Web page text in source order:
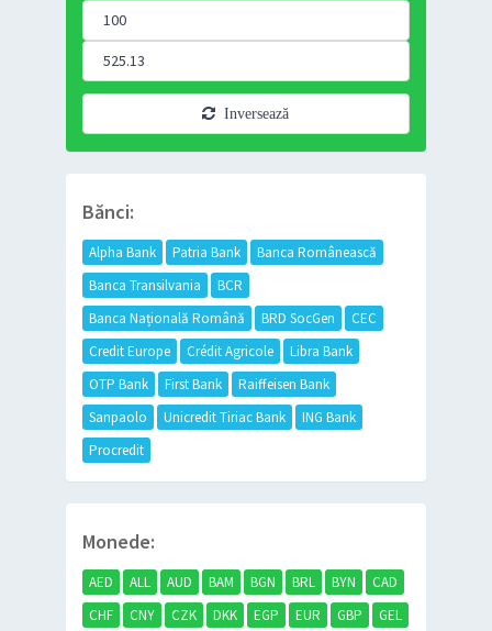
Inversează
Bănci:
Alpha Bank Patria Bank
Banca Românească
Banca Transilvania
BCR
Banca Națională Română
BRD SocGen
CEC
Credit Europe
Crédit Agricole
Libra Bank
OTP Bank
First Bank
Raiffeisen Bank
Sanpaolo
Unicredit Tiriac Bank
ING Bank
Procredit
Monede:
AED ALL AUD BAM BGN BRL BYN
CAD
CHF
CNY CZK DKK EGP EUR GBP
GEL